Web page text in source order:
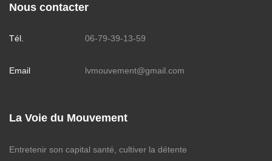
Nous contacter
Tél. 06-79-39-13-59
Email lvmouvement@gmail.com
La Voie du Mouvement
Entretenir son capital santé, cultiver la détente